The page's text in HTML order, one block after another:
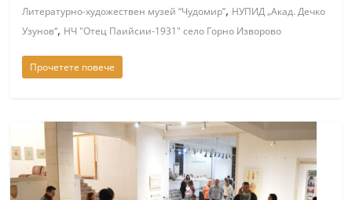
k
a
z
a
l
a
k
.
Литературно-художествен музей “Чудомир”, НУПИД „Акад. Дечко
Узунов“, НЧ "Отец Паийсии-1931" село Горно Изворово
Прочетете повече